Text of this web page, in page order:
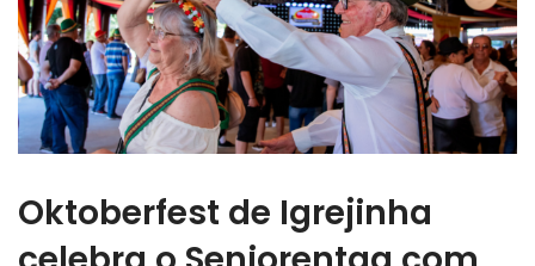
Oktoberfest de Igrejinha